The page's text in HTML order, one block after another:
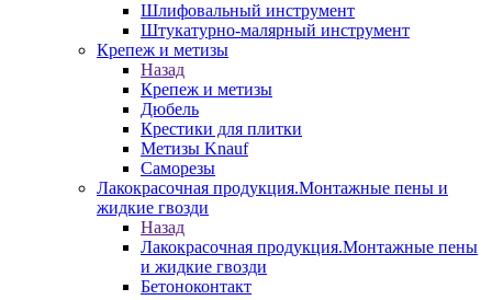
Шлифовальный инструмент
Штукатурно-малярный инструмент
Крепеж и метизы
Назад
Крепеж и метизы
Дюбель
Крестики для плитки
Метизы Knauf
Саморезы
Лакокрасочная продукция.Монтажные пены и
жидкие гвозди
Назад
Лакокрасочная продукция.Монтажные пены
и жидкие гвозди
Бетоноконтакт